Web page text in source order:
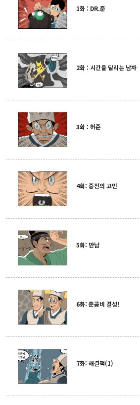
1화 : DR.준
2화 : 시간을 달리는 남자
3화 : 허준
4화: 중전의 고민
5화: 만남
6화: 준콤비 결성!
7화: 해결책(1)